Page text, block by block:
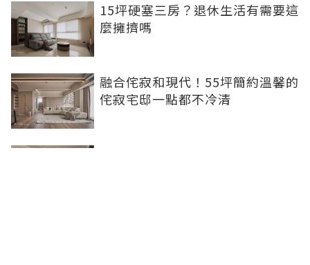
15坪硬塞三房？退休生活有需要這
麼擁擠嗎
融合侘寂和現代！55坪簡約溫馨的
侘寂宅邸一點都不冷清